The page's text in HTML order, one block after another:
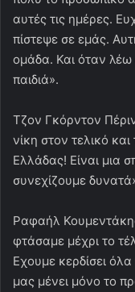
αυτές τις ημέρες.
πίστεψε σε εμάς.
ομάδα. Και όταν
παιδιά».
Τζον Γκόρντον
νίκη στον τελικό
Ελλάδας! Είναι μια
συνεχίζουμε
Ραφαήλ
φτάσαμε μέχρι το
Εχουμε κερδίσει
μας μένει μόνο το